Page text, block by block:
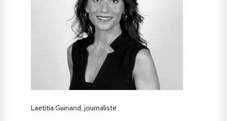
Laetitia Guinand, journaliste